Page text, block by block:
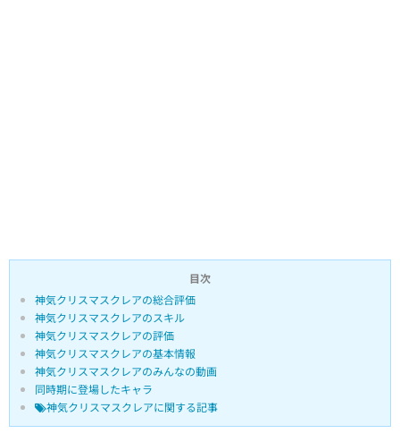
目次
神気クリスマスクレアの総合評価
神気クリスマスクレアのスキル
神気クリスマスクレアの評価
神気クリスマスクレアの基本情報
神気クリスマスクレアのみんなの動画
同時期に登場したキャラ
神気クリスマスクレアに関する記事